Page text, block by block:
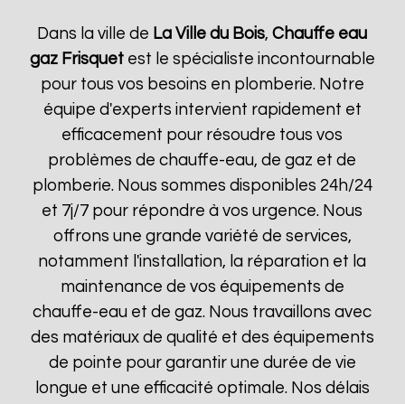
Dans la ville de La Ville du Bois,Chauffe eau
gaz Frisquetest le spécialiste incontournable
pour tous vos besoins en plomberie. Notre
équipe d'experts intervient rapidement et
efficacement pour résoudre tous vos
problèmes de chauffe-eau, de gaz et de
plomberie. Nous sommes disponibles 24h/24
et 7j/7 pour répondre à vos urgence. Nous
offrons une grande variété de services,
notamment l'installation, la réparation et la
maintenance de vos équipements de
chauffe-eau et de gaz. Nous travaillons avec
des matériaux de qualité et des équipements
de pointe pour garantir une durée de vie
longue et une efficacité optimale. Nos délais